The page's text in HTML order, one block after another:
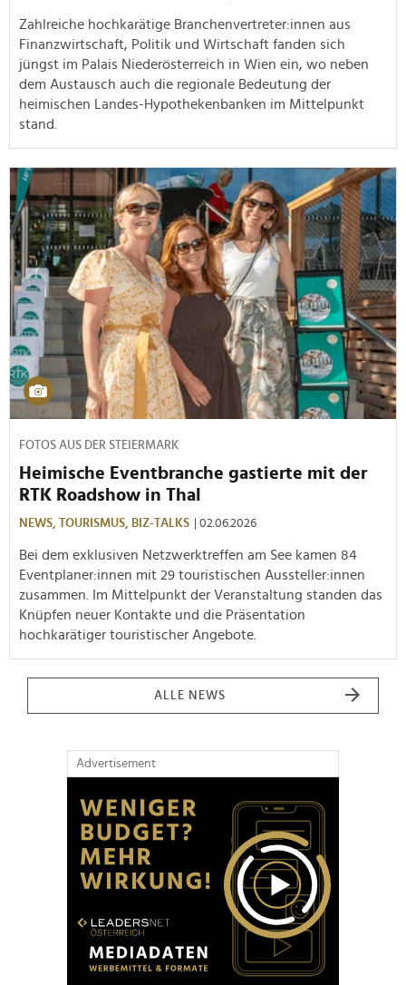
Zahlreiche hochkarätige Branchenvertreter:innen aus
Finanzwirtschaft, Politik und Wirtschaft fanden sich
jüngst im Palais Niederösterreich in Wien ein, wo neben
dem Austausch auch die regionale Bedeutung der
heimischen Landes-Hypothekenbanken im Mittelpunkt
stand.
FOTOS AUS DER STEIERMARK
Heimische Eventbranche gastierte mit der
RTK Roadshow in Thal
NEWS, TOURISMUS, BIZ-TALKS | 02.06.2026
Bei dem exklusiven Netzwerktreffen am See kamen 84
Eventplaner:innen mit 29 touristischen Aussteller:innen
zusammen. Im Mittelpunkt der Veranstaltung standen das
Knüpfen neuer Kontakte und die Präsentation
hochkarätiger touristischer Angebote.
ALLE NEWS
Advertisement